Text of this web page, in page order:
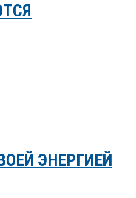
ЭНЕРГИЕЙ